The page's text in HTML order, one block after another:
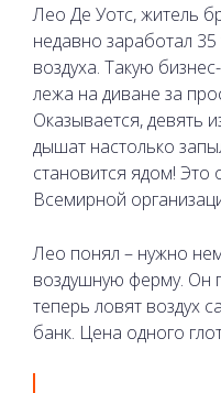
Лео Де Уотс, житель
недавно заработал
воздуха. Такую
лежа на диване за
Оказывается, девять
дышат настолько
становится ядом! Это
Всемирной
Лео понял – нужно
воздушную ферму. Он
теперь ловят воздух
банк. Цена одного